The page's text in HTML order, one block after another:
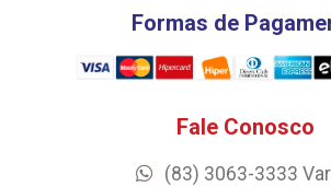
Formas de
Fale Conosco
(83) 3063-3333